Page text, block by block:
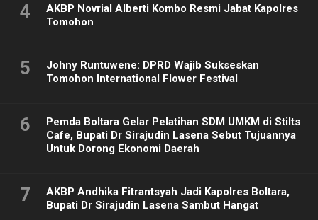
4
AKBP Novrial Alberti Kombo Resmi Jabat Kapolres
Tomohon
5
Johny Runtuwene: DPRD Wajib Sukseskan
Tomohon International Flower Festival
6
Pemda Boltara Gelar Pelatihan SDM UMKM di Stilts
Cafe, Bupati Dr Sirajudin Lasena Sebut Tujuannya
Untuk Dorong Ekonomi Daerah
7
AKBP Andhika Fitrantsyah Jadi Kapolres Boltara,
Bupati Dr Sirajudin Lasena Sambut Hangat